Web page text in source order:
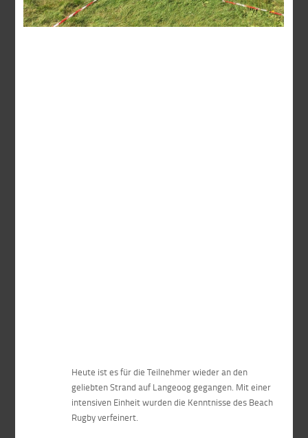
Heute ist es für die Teilnehmer wieder an den
geliebten Strand auf Langeoog gegangen. Mit einer
intensiven Einheit wurden die Kenntnisse des Beach
Rugby verfeinert.